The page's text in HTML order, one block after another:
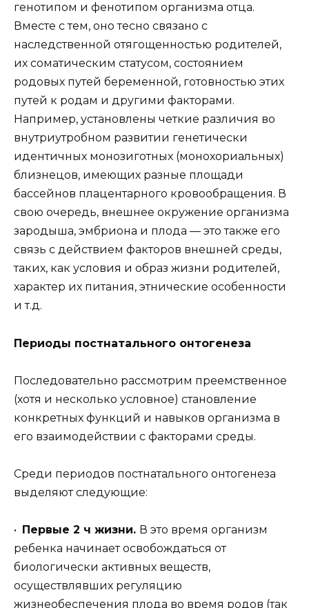
генотипом и фенотипом организма отца.
Вместе с тем, оно тесно связано с
наследственной отягощенностью родителей,
их соматическим статусом, состоянием
родовых путей беременной, готовностью этих
путей к родам и другими факторами.
Например, установлены четкие различия во
внутриутробном развитии генетически
идентичных монозиготных (монохориальных)
близнецов, имеющих разные площади
бассейнов плацентарного кровообращения. В
свою очередь, внешнее окружение организма
зародыша, эмбриона и плода — это также его
связь с действием факторов внешней среды,
таких, как условия и образ жизни родителей,
характер их питания, этнические особенности
и т.д.
Периоды постнатального онтогенеза
Последовательно рассмотрим преемственное
(хотя и несколько условное) становление
конкретных функций и навыков организма в
его взаимодействии с факторами среды.
Среди периодов постнатального онтогенеза
выделяют следующие:
• Первые 2 ч жизни. В это время организм
ребенка начинает освобождаться от
биологически активных веществ,
осуществлявших регуляцию
жизнеобеспечения плода во время родов (так